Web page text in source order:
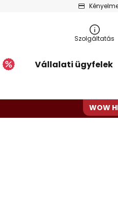
Szolgáltatás
Vállalati ügyfelek
WOW